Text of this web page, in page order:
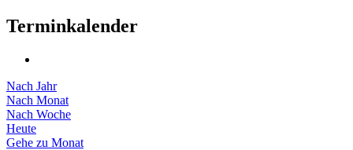
Terminkalender
Nach Jahr
Nach Monat
Nach Woche
Heute
Gehe zu Monat